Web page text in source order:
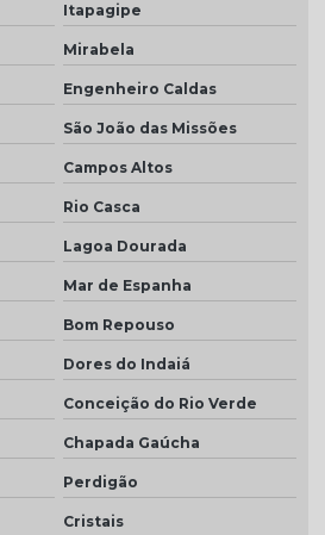
Itapagipe
Mirabela
Engenheiro Caldas
São João das Missões
Campos Altos
Rio Casca
Lagoa Dourada
Mar de Espanha
Bom Repouso
Dores do Indaiá
Conceição do Rio Verde
Chapada Gaúcha
Perdigão
Cristais